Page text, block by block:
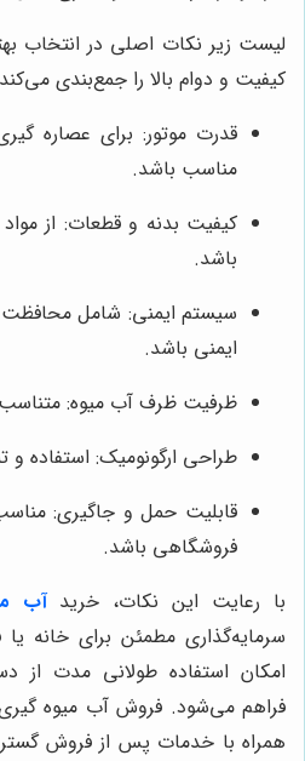
لیست زیر نکات اصلی در انتخاب
کیفیت و دوام بالا را جمع‌بندی
قدرت موتور: برای عصاره
مناسب باشد.
کیفیت بدنه و قطعات: از
باشد.
سیستم ایمنی: شامل محافظت
ایمنی باشد.
ظرفیت ظرف آب میوه: متناسب
طراحی ارگونومیک: استفاده و
قابلیت حمل و جاگیری:
فروشگاهی باشد.
با رعایت این نکات، خریدآب
سرمایه‌گذاری مطمئن برای خانه
امکان استفاده طولانی مدت از
فراهم می‌شود. فروش آب میوه
همراه با خدمات پس از فروش